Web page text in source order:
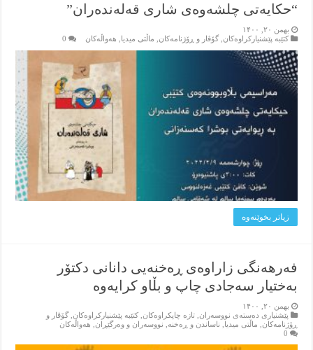
“حکایەتی چلشەوەی شاری قەلەندەران”
بهمن ۲۰, ۱۴۰۰
کتێبه‌ پێشنیارکراوه‌کان ,گۆڤار و ڕۆژنامه‌کان ماڵتی میدیا هه‌واڵه‌کان 0
زیاتر بخوێنه‌وه‌
فەرهەنگی زاراوەی ڕەخنەیی دانانی دکتۆر
بەختیار سەجادی چاپ و بڵاو کرایەوە
بهمن ۲۰, ۱۴۰۰
پێشنیاری ده‌سته‌ی نووسه‌ران ,تازه‌ چاپکراوه‌کان ,کتێبه‌ پێشنیارکراوه‌کان ,گۆڤار و
ڕۆژنامه‌کان
ماڵتی میدیا ناساندن و ڕه‌خنه‌ نووسه‌ران و وه‌رگێڕان
هه‌واڵه‌کان
0